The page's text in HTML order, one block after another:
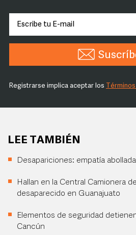
Registrarse implica aceptar los
LEE TAMBIÉN
Desapariciones: empatía abollada
Hallan en la Central Camionera
desaparecido en Guanajuato
Elementos de seguridad
Cancún